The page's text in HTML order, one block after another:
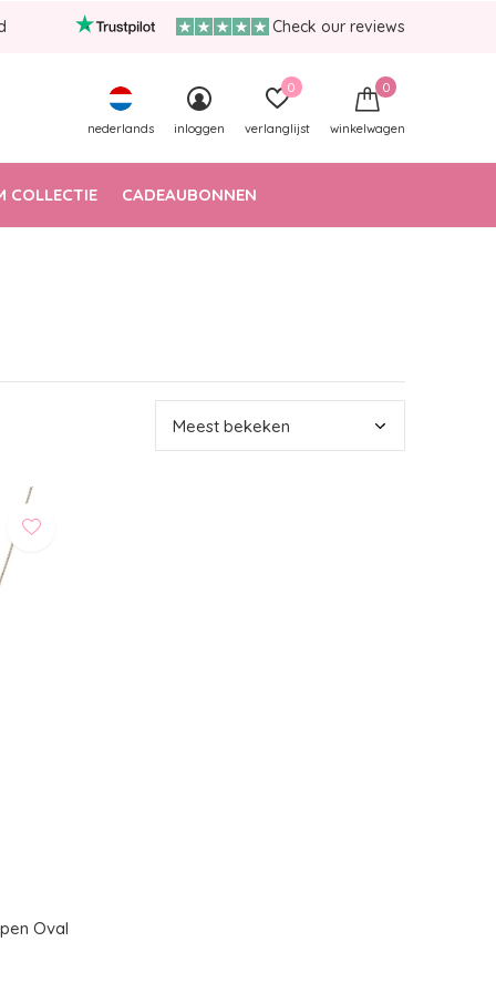
COLLECTIE CADEAUBONNEN
nederlands inloggen verlanglijst
0
winkelwagen
0
Check our reviews
Oval